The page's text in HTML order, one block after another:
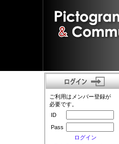
ご利用はメンバー登録が
必要です。
ID
Pass
ログイン